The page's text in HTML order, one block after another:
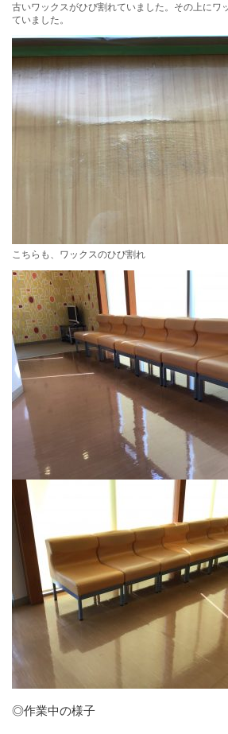
古いワックスがひび割れていました。その上にワ
ていました。
こちらも、ワックスのひび割れ
◎作業中の様子